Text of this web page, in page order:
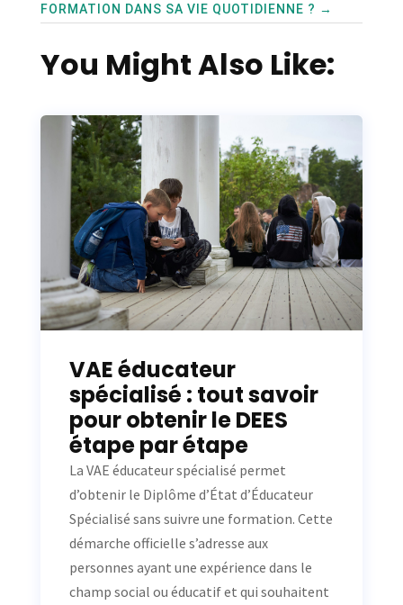
FORMATION DANS SA VIE QUOTIDIENNE ? →
You Might Also Like:
VAE éducateur
spécialisé : tout savoir
pour obtenir le DEES
étape par étape
La VAE éducateur spécialisé permet
d’obtenir le Diplôme d’État d’Éducateur
Spécialisé sans suivre une formation. Cette
démarche officielle s’adresse aux
personnes ayant une expérience dans le
champ social ou éducatif et qui souhaitent